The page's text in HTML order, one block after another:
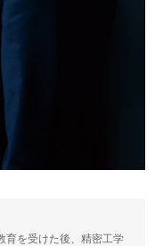
育を受けた後、精密工学